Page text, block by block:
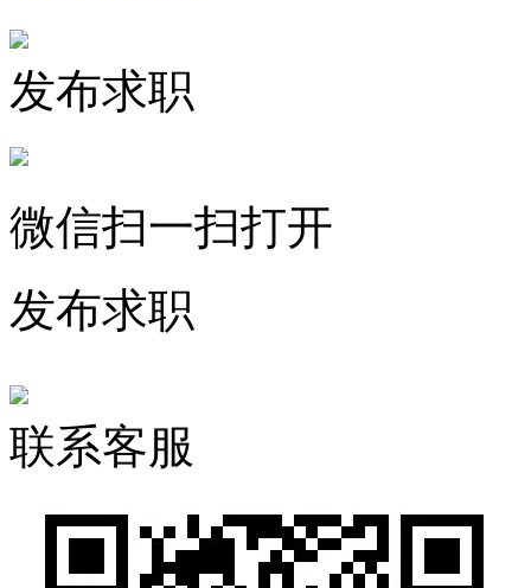
发布求职
微信扫一扫打开
发布求职
联系客服